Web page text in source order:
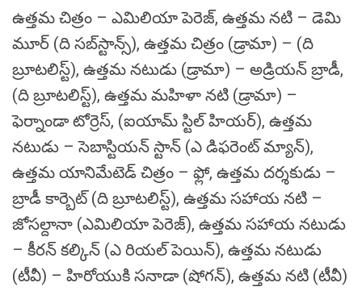
ఉత్తమ చిత్రం – ఎమిలియా పెరెజ్, ఉత్త‌మ న‌టి – డెమి
మూర్ (ది సబ్‌స్టాన్స్), ఉత్తమ చిత్రం (డ్రామా) – (ది
బ్రూటలిస్ట్), ఉత్తమ నటుడు (డ్రామా) – అడ్రియన్ బ్రాడీ,
(ది బ్రూటలిస్ట్), ఉత్తమ మహిళా నటి (డ్రామా) –
ఫెర్నాండా టోర్రెస్, (ఐయామ్ స్టిల్ హియ‌ర్), ఉత్తమ
నటుడు – సెబాస్టియన్‌ స్టాన్‌ (ఎ డిఫరెంట్‌ మ్యాన్‌),
ఉత్తమ యానిమేటెడ్‌ చిత్రం – ఫ్లో, ఉత్తమ దర్శకుడు –
బ్రాడీ కార్బెట్‌ (ది బ్రూటలిస్ట్‌), ఉత్తమ సహాయ నటి –
జోసల్దానా (ఎమిలియా పెరెజ్‌), ఉత్తమ సహాయ నటుడు
– కీరన్‌ కల్కిన్‌ (ఎ రియల్‌ పెయిన్‌), ఉత్తమ నటుడు
(టీవీ) – హిరోయుకి సనాడా (షోగన్‌), ఉత్తమ నటి (టీవీ)